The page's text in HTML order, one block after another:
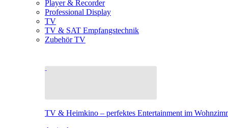
Player & Recorder
Professional Display
TV
TV & SAT Empfangstechnik
Zubehör TV
TV & Heimkino – perfektes Entertainment im